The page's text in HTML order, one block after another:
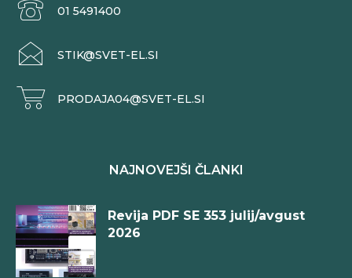
01 5491400
STIK@SVET-EL.SI
PRODAJA04@SVET-EL.SI
NAJNOVEJŠI ČLANKI
Revija PDF SE 353 julij/avgust
2026